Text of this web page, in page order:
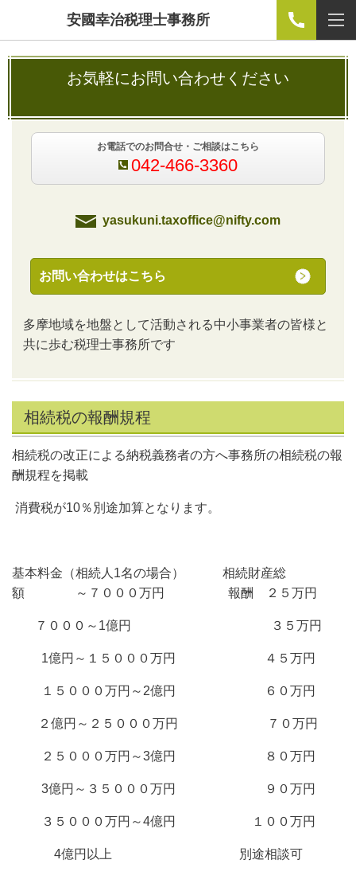
安國幸治税理士事務所
お気軽にお問い合わせください
お電話でのお問合せ・ご相談はこちら
042-466-3360
yasukuni.taxoffice@nifty.com
お問い合わせはこちら
多摩地域を地盤として活動される中小事業者の皆様と
共に歩む税理士事務所です
相続税の報酬規程
相続税の改正による納税義務者の方へ事務所の相続税の報
酬規程を掲載
消費税が10％別途加算となります。
基本料金（相続人1名の場合） 相続財産総
額 ～７０００万円 報酬 ２５万円
７０００～1億円 ３５万円
1億円～１５０００万円 ４５万円
１５０００万円～2億円 ６０万円
２億円～２５０００万円 ７０万円
２５０００万円～3億円 ８０万円
3億円～３５０００万円 ９０万円
３５０００万円～4億円 １００万円
4億円以上 別途相談可